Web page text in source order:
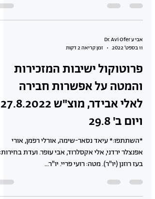
אבי ע Dr. Avi Ofer
11 בספט׳ 2022
זמן קריאה 2 דקות
פרוטוקול ישיבות המזכירות
והמטה על אפשרות חבירה
לאלי אבידר, מוצ"ש 27.8.2022
ויום ב' 29.8
*השתתפו:* עיאד נסאר-שימה, אורלי רפמן, אורי
אפנצלר ירדני, אלי אקסלרוד, אבי עופר. ועדת בחירות:
בעז רוזנן (יו"ר). מטה: רועי פריי. יו"ר...